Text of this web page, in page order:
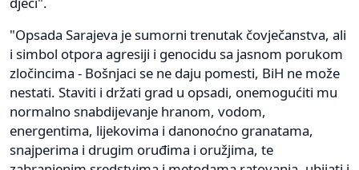
"Opsada Sarajeva je sumorni trenutak čovječanstva, ali
i simbol otpora agresiji i genocidu sa jasnom porukom
zločincima - Bošnjaci se ne daju pomesti, BiH ne može
nestati. Staviti i držati grad u opsadi, onemogućiti mu
normalno snabdijevanje hranom, vodom,
energentima, lijekovima i danonoćno granatama,
snajperima i drugim oruđima i oružjima, te